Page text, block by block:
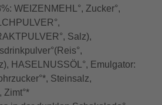
WEIZENMEHL°, Zucker°,
Salz),
HASELNUSSÖL°, Emulgator:
Steinsalz,
Zimt°*